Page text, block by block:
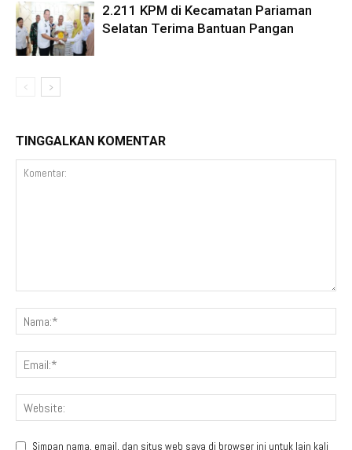
2.211 KPM di Kecamatan Pariaman
Selatan Terima Bantuan Pangan
TINGGALKAN KOMENTAR
Simpan nama, email, dan situs web saya di browser ini untuk lain kali